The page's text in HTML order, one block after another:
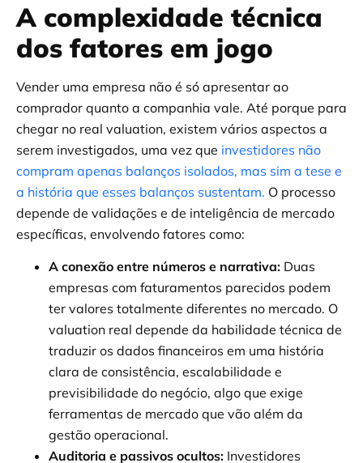
A complexidade técnica
dos fatores em jogo
Vender uma empresa não é só apresentar ao
comprador quanto a companhia vale. Até porque para
chegar no real valuation, existem vários aspectos a
serem investigados, uma vez que investidores não
compram apenas balanços isolados, mas sim a tese e
a história que esses balanços sustentam. O processo
depende de validações e de inteligência de mercado
específicas, envolvendo fatores como:
A conexão entre números e narrativa: Duas
empresas com faturamentos parecidos podem
ter valores totalmente diferentes no mercado. O
valuation real depende da habilidade técnica de
traduzir os dados financeiros em uma história
clara de consistência, escalabilidade e
previsibilidade do negócio, algo que exige
ferramentas de mercado que vão além da
gestão operacional.
Auditoria e passivos ocultos: Investidores